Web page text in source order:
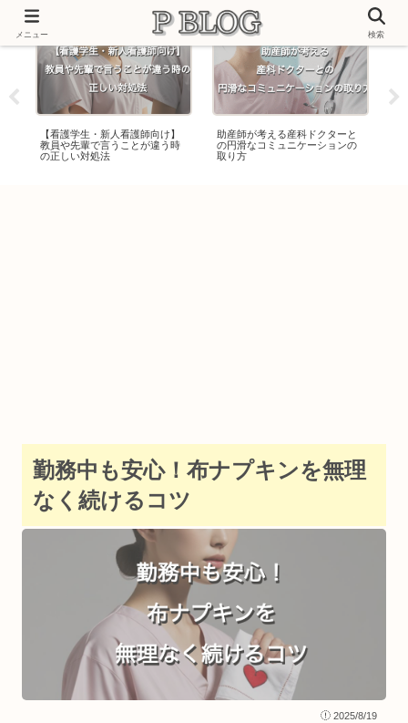
【看護学生・新人看護師向け】
教員や先輩で言うことが違う時
の正しい対処法
助産師が考える産科ドクターと
の円滑なコミュニケーションの
取り方
勤務中も安心！布ナプキンを無理
なく続けるコツ
2025/8/19
メニュー 検索